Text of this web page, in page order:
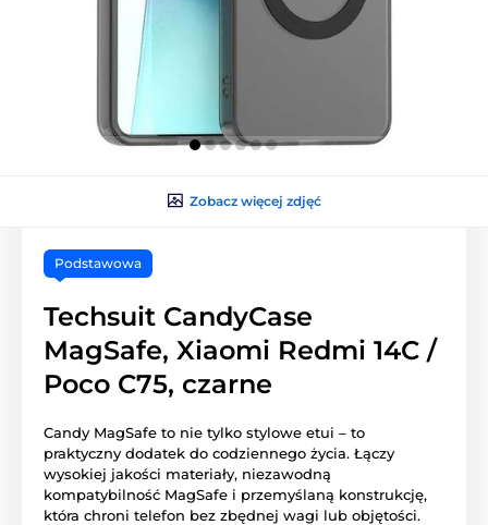
Zobacz więcej zdjęć
Podstawowa
Techsuit CandyCase
MagSafe, Xiaomi Redmi 14C /
Poco C75, czarne
Candy MagSafe to nie tylko stylowe etui – to
praktyczny dodatek do codziennego życia. Łączy
wysokiej jakości materiały, niezawodną
kompatybilność MagSafe i przemyślaną konstrukcję,
która chroni telefon bez zbędnej wagi lub objętości.